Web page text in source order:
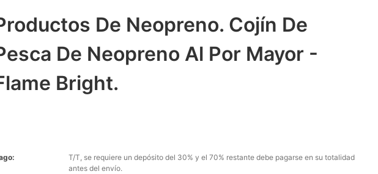
De Neopreno. Cojín De
De Neopreno Al Por Mayor -
Bright.
T/T, se requiere un depósito del 30% y el 70% restante debe pagarse en su totalidad
antes del envío.